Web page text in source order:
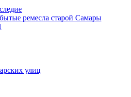
ремесла старой Самары
улиц